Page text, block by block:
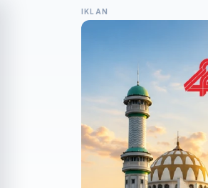
IKLAN